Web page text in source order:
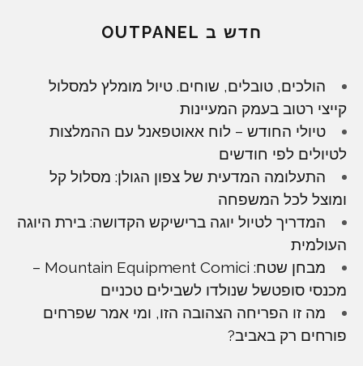
חדש ב OUTPANEL
הולכים, טובלים, שוחים. טיול מומלץ למסלול
קייצי רטוב בעמק המעיינות
טיולי החודש – לוח אאוטפאנל עם ההמלצות
לטיולים לפי חודשים
התעלומה המדעית של צפון הגולן: מסלול קל
ומוצל לכל המשפחה
המדריך לטיול יוגה ברישיקש הקדושה: בירת היוגה
העולמית
מבחן שטח: Mountain Equipment Comici –
מכנסי סופטשל שנולדו לשבילים טכניים
מה זו הפריחה הצהובה הזו, ומי אמר שפרחים
פורחים רק באביב?